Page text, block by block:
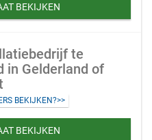
BEKIJKEN
te
in Gelderland of
BEKIJKEN?>>
BEKIJKEN